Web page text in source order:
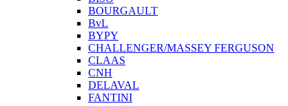
BOURGAULT
BvL
BYPY
CHALLENGER/MASSEY FERGUSON
CLAAS
CNH
DELAVAL
FANTINI